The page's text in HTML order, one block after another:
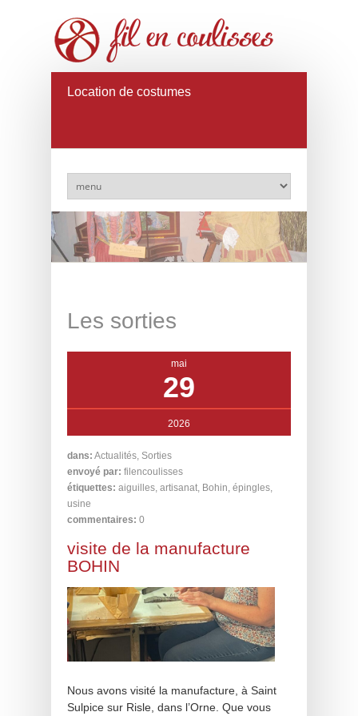
Location de costumes
Les sorties
mai
29
2026
dans: Actualités, Sorties
envoyé par: filencoulisses
étiquettes: aiguilles, artisanat, Bohin, épingles,
usine
commentaires: 0
visite de la manufacture
BOHIN
Nous avons visité la manufacture, à Saint
Sulpice sur Risle, dans l’Orne. Que vous